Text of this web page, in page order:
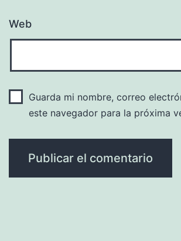
Web
Guarda mi nombre, correo
este navegador para la próxima